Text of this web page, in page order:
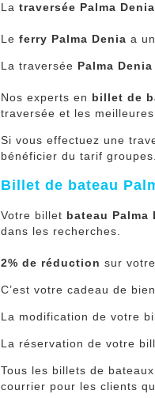
Latraversée Palma
Leferry Palma Deniaa
La traversée Palma Denia
Nos experts en billet de
traversée et les
Si vous effectuez une
bénéficier du tarif groupes.
Billet de bateau
Votre billet bateau
dans les recherches.
2% de réduction sur
C’est votre cadeau de
La modification de votre
La réservation de votre
Tous les billets de
courrier pour